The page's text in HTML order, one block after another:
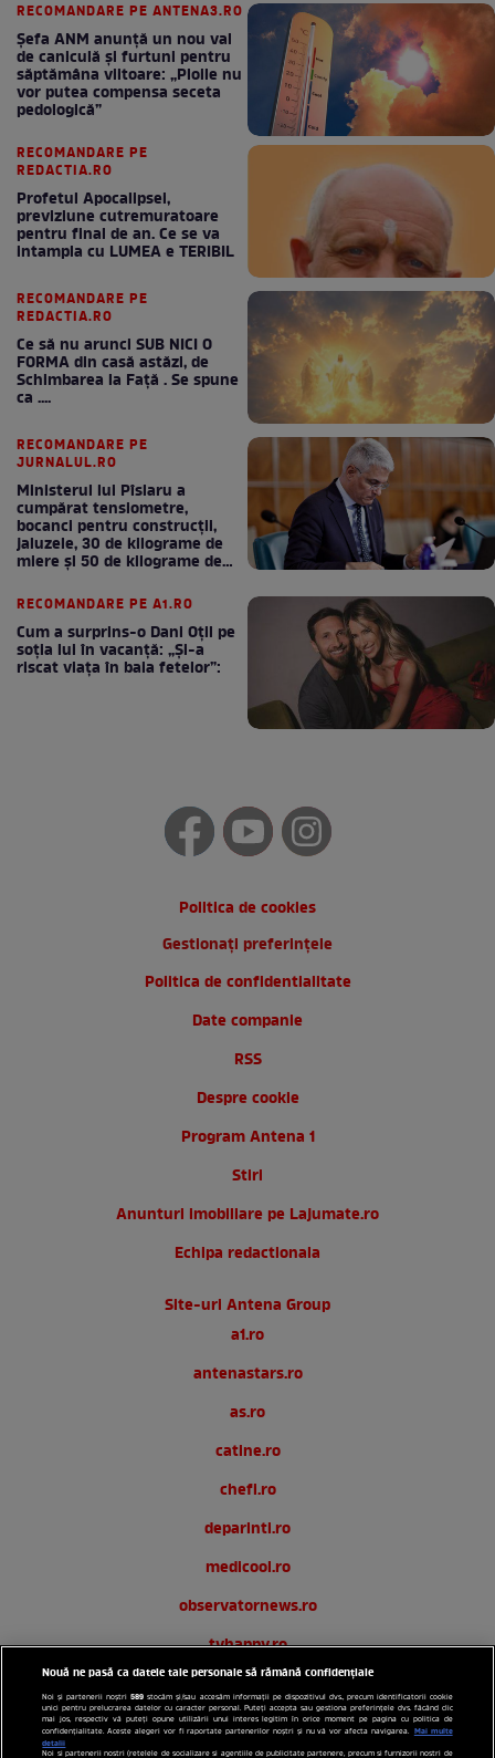
RECOMANDARE PE ANTENA3.RO
Șefa ANM anunță un nou val
de caniculă și furtuni pentru
săptămâna viitoare: „Ploile nu
vor putea compensa seceta
pedologică”
RECOMANDARE PE
REDACTIA.RO
Profetul Apocalipsei,
previziune cutremuratoare
pentru final de an. Ce se va
intampla cu LUMEA e TERIBIL
RECOMANDARE PE
REDACTIA.RO
Ce să nu arunci SUB NICI O
FORMA din casă astăzi, de
Schimbarea la Față . Se spune
ca ....
RECOMANDARE PE
JURNALUL.RO
Ministerul lui Pîslaru a
cumpărat tensiometre,
bocanci pentru construcții,
jaluzele, 30 de kilograme de
miere și 50 de kilograme de
RECOMANDARE PE A1.RO
Cum a surprins-o Dani Oțil pe
soția lui în vacanță: „Și-a
riscat viața în baia fetelor”:
Politica de cookies
Gestionați preferințele
Politica de confidentialitate
Date companie
RSS
Despre cookie
Program Antena 1
Stiri
Anunturi imobiliare pe Lajumate.ro
Echipa redactionala
Site-uri Antena Group
a1.ro
antenastars.ro
as.ro
catine.ro
chefi.ro
deparinti.ro
medicool.ro
observatornews.ro
tvhappy.ro
useit.ro
zutv.ro
Nouă ne pasă ca datele tale personale să rămână confidențiale
Noi și partenerii noștri589 stocăm și/sau accesăm informații pe dispozitivul dvs., precum identificatorii cookie
unici pentru prelucrarea datelor cu caracter personal. Puteți accepta sau gestiona preferințele dvs. făcând clic
mai jos, respectiv vă puteți opune utilizării unui interes legitim în orice moment pe pagina cu politica de
confidențialitate. Aceste alegeri vor fi raportate partenerilor noștri și nu vă vor afecta navigarea. Mai multe
detalii
Noi si partenerii nostri (retelele de socializare si agentiile de publicitate partenere, precum si furnizorii nostri de